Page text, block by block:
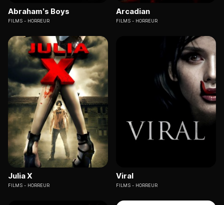
Abraham’s Boys
FILMS HORREUR
Arcadian
FILMS HORREUR
Julia X
FILMS HORREUR
Viral
FILMS HORREUR